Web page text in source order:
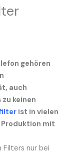
gehören
auch
keinen
ist in vielen
mit
Filters nur bei